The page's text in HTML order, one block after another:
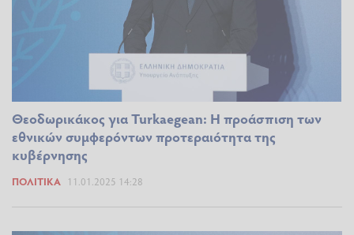
Θεοδωρικάκος για Turkaegean: Η προάσπιση των
εθνικών συμφερόντων προτεραιότητα της
κυβέρνησης
ΠΟΛΙΤΙΚΆ 11.01.2025 14:28